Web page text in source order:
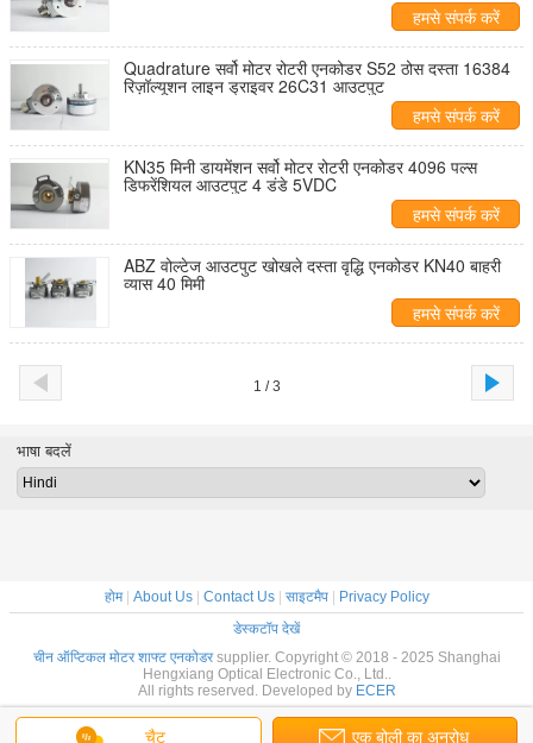
हमसे संपर्क करें
Quadrature सर्वो मोटर रोटरी एनकोडर S52 ठोस दस्ता 16384
रिज़ॉल्यूशन लाइन ड्राइवर 26C31 आउटपुट
हमसे संपर्क करें
KN35 मिनी डायमेंशन सर्वो मोटर रोटरी एनकोडर 4096 पल्स
डिफरेंशियल आउटपुट 4 डंडे 5VDC
हमसे संपर्क करें
ABZ वोल्टेज आउटपुट खोखले दस्ता वृद्धि एनकोडर KN40 बाहरी
व्यास 40 मिमी
हमसे संपर्क करें
1 / 3
चैट एक बोली का अनुरोध
भाषा बदलें
होम| About Us| Contact Us| साइटमैप|
Privacy Policy
डेस्कटॉप देखें
चीन ऑप्टिकल मोटर शाफ्ट एनकोडरsupplier. Copyright © 2018 - 2025 Shanghai
Hengxiang Optical Electronic Co., Ltd..
All rights reserved. Developed by ECER